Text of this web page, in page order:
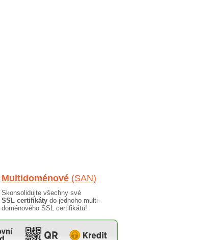
Multidoménové (SAN)
Skonsolidujte všechny své
SSL certifikáty do jednoho multi-
doménového SSL certifikátu!